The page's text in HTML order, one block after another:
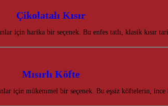
Çikolatalı Kısır
için harika bir seçenek. Bu enfes tatlı, klasik kısır
Mısırlı Köfte
için mükemmel bir seçenek. Bu eşsiz köftelerin, ince